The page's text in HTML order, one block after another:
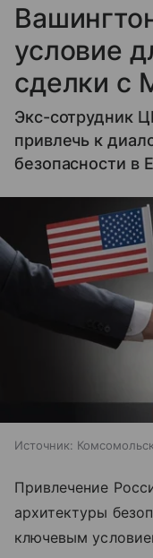
условие
сделки с
Экс-сотрудник
привлечь к
безопасности в
Источник:
Привлечение
архитектуры
ключевым